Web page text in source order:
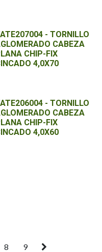
- TORNILLO
CABEZA
CHIP-FIX
4,0X70
- TORNILLO
CABEZA
CHIP-FIX
4,0X60
8 9